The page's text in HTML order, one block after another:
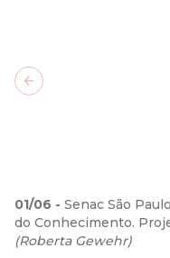
01/06 - Senac São
do Conhecimento.
(Roberta Gewehr)
Previous slide